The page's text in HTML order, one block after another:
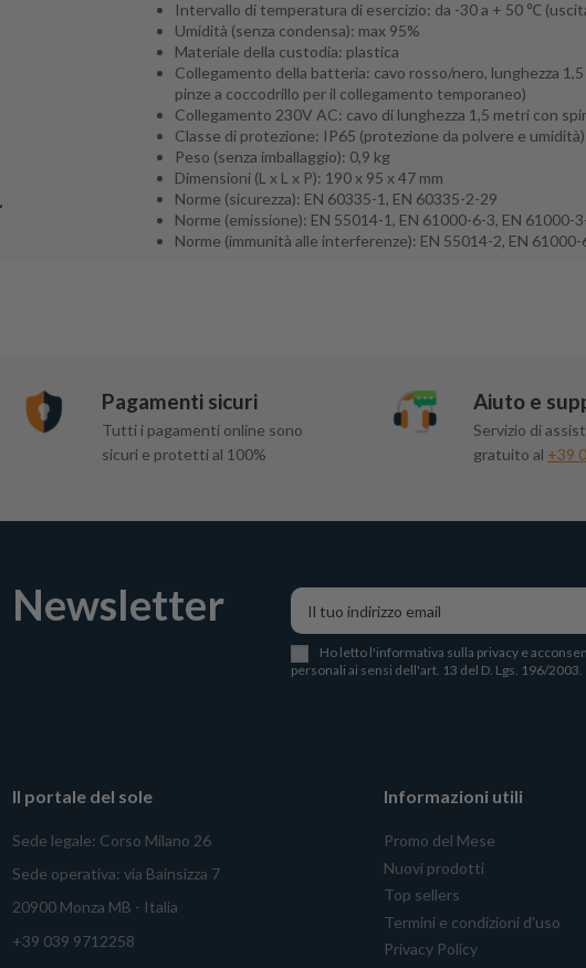
Intervallo di temperatura di esercizio: da -30 a + 50 ℃
Umidità (senza condensa): max 95%
Materiale della custodia: plastica
Collegamento della batteria: cavo rosso/nero, lunghezza
pinze a coccodrillo per il collegamento temporaneo)
Collegamento 230V AC: cavo di lunghezza 1,5 metri con
Classe di protezione: IP65 (protezione da polvere e umidità)
Peso (senza imballaggio): 0,9 kg
Dimensioni (L x L x P): 190 x 95 x 47 mm
Norme (sicurezza): EN 60335-1, EN 60335-2-29
Norme (emissione): EN 55014-1, EN 61000-6-3, EN 61000-
Norme (immunità alle interferenze): EN 55014-2, EN
Pagamenti sicuri
Tutti i pagamenti online sono
sicuri e protetti al 100%
Aiuto e
Servizio di
gratuito al +39
Newsletter
Ho letto l'informativa sulla privacye
personali ai sensi dell'art. 13 del D. Lgs. 196/2003.
Il portale del sole
Sede legale: Corso Milano 26
Sede operativa: via Bainsizza 7
20900 Monza MB - Italia
+39 039 9712258
Informazioni utili
Promo del Mese
Nuovi prodotti
Top sellers
Termini e condizioni d'uso
Privacy Policy